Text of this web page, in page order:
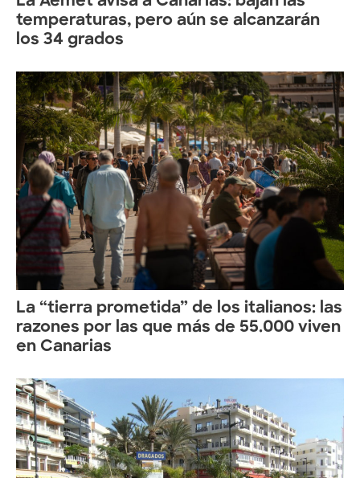
temperaturas, pero aún se alcanzarán
los 34 grados
La “tierra prometida” de los italianos: las
razones por las que más de 55.000 viven
en Canarias